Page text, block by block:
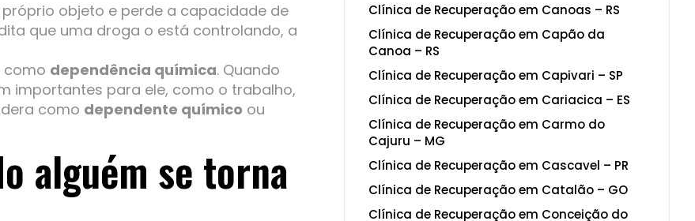
Clínica de Recuperação em Canoas – RS
Clínica de Recuperação em Capão da
Canoa – RS
Clínica de Recuperação em Capivari – SP
Clínica de Recuperação em Cariacica – ES
Clínica de Recuperação em Carmo do
Cajuru – MG
Clínica de Recuperação em Cascavel – PR
Clínica de Recuperação em Catalão – GO
Clínica de Recuperação em Conceição do
objeto e perde a capacidade de
que uma droga o está controlando, a
como dependência química. Quando
importantes para ele, como o trabalho,
como dependente químico ou
alguém se torna